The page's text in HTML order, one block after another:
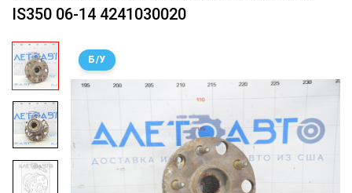
IS350 06-14 4241030020
Б/У